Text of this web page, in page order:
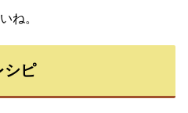
ね。
シピ